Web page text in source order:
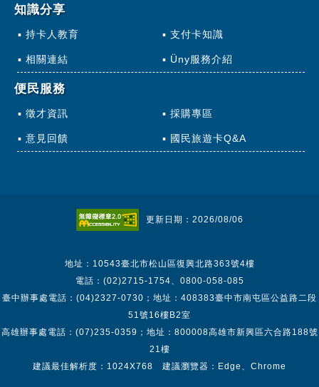
知識分享
持卡人教育 支付卡知識
相關連結 Üny服務介紹
便民服務
徵才資訊 採購專區
意見回饋 國民旅遊卡Q&A
更新日期：2026/08/06
地址：10543臺北市松山區復興北路363號4樓
電話：(02)2715-1754、0800-058-085
臺中辦事處電話：(04)2327-0730；地址：408383臺中市南屯區公益路二段
51號16樓B2室
高雄辦事處電話：(07)235-0359；地址：800008高雄市新興區六合路188號
21樓
建議最佳解析度：1024X768 建議瀏覽器：Edge、Chrome